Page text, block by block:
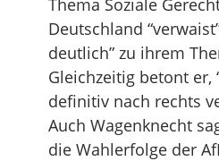
Thema Soziale
Deutschland
deutlich” zu ihrem
Gleichzeitig betont er,
definitiv nach rechts
Auch Wagenknecht
die Wahlerfolge der